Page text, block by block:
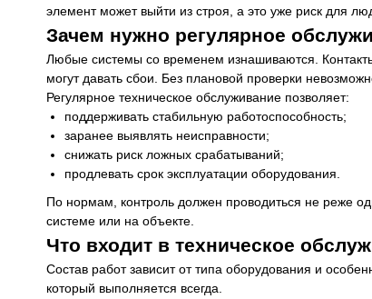
элемент может выйти из строя, а это уже риск для
Зачем нужно регулярное
Любые системы со временем изнашиваются.
могут давать сбои. Без плановой проверки
Регулярное техническое обслуживание позволяет:
поддерживать стабильную работоспособность;
заранее выявлять неисправности;
снижать риск ложных срабатываний;
продлевать срок эксплуатации оборудования.
По нормам, контроль должен проводиться не реже
системе или на объекте.
Что входит в техническое
Состав работ зависит от типа оборудования и
который выполняется всегда.